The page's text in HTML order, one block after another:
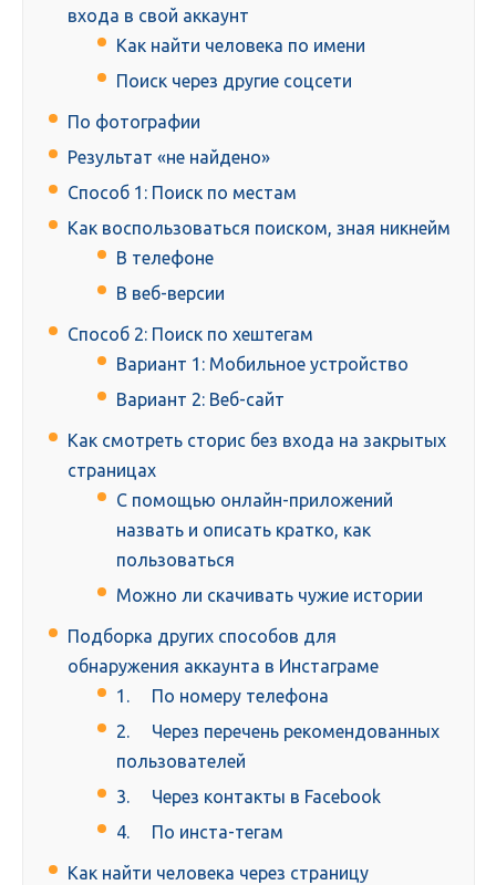
входа в свой аккаунт
Как найти человека по имени
Поиск через другие соцсети
По фотографии
Результат «не найдено»
Способ 1: Поиск по местам
Как воспользоваться поиском, зная никнейм
В телефоне
В веб-версии
Способ 2: Поиск по хештегам
Вариант 1: Мобильное устройство
Вариант 2: Веб-сайт
Как смотреть сторис без входа на закрытых
страницах
С помощью онлайн-приложений
назвать и описать кратко, как
пользоваться
Можно ли скачивать чужие истории
Подборка других способов для
обнаружения аккаунта в Инстаграме
1. По номеру телефона
2. Через перечень рекомендованных
пользователей
3. Через контакты в Facebook
4. По инста-тегам
Как найти человека через страницу